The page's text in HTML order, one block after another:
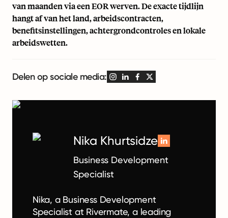
van maanden via een EOR werven. De exacte tijdlijn
hangt af van het land, arbeidscontracten,
benefitsinstellingen, achtergrondcontroles en lokale
arbeidswetten.
Delen op sociale media:
Nika Khurtsidze
Business Development
Specialist
Nika, a Business Development
Specialist at Rivermate, a leading